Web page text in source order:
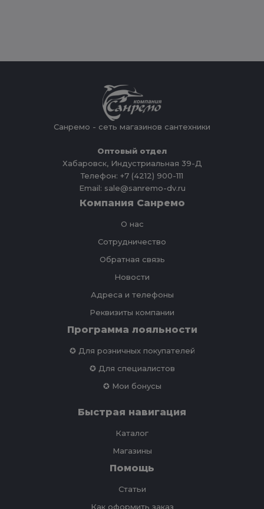
Санремо - сеть магазинов сантехники
Оптовый отдел
Хабаровск, Индустриальная 39-Д
Телефон: +7 (4212) 900-111
Email: sale@sanremo-dv.ru
Компания Санремо
О нас
Сотрудничество
Обратная связь
Новости
Адреса и телефоны
Реквизиты компании
Программа лояльности
✪ Для розничных покупателей
✪ Для специалистов
✪ Мои бонусы
Быстрая навигация
Каталог
Магазины
Помощь
Статьи
Как оформить заказ